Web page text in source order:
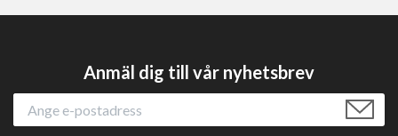
Anmäl dig till vår nyhetsbrev